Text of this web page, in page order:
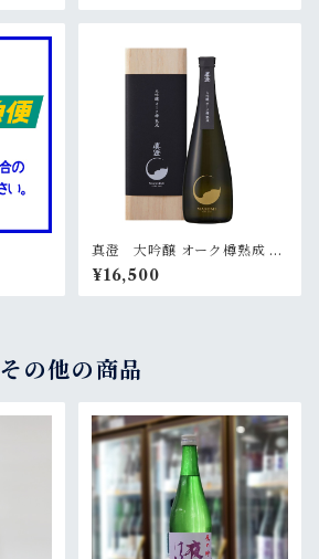
真澄 大吟醸 オーク樽熟成 72
0ml（桐箱入）
¥16,500
その他の商品